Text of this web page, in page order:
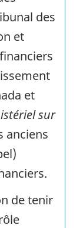
des
et
et
sur
anciens
de tenir